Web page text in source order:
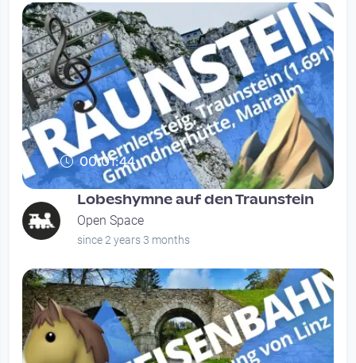
00:01:44
Lobeshymne auf den Traunstein
Open Space
since 2 years 3 months